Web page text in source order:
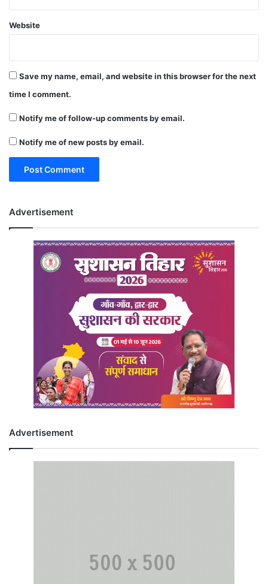
Website
Save my name, email, and website in this browser for the next
time I comment.
Notify me of follow-up comments by email.
Notify me of new posts by email.
Advertisement
Advertisement